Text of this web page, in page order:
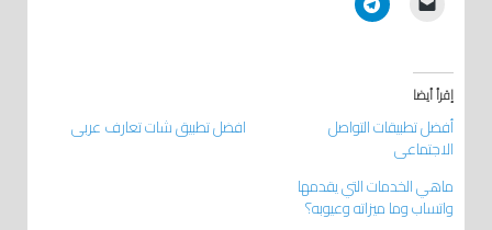
إقرأ أيضا
أفضل تطبيقات التواصل
الاجتماعي
افضل تطبيق شات تعارف عربي
ماهي الخدمات التي يقدمها
واتساب وما ميزاته وعيوبه؟